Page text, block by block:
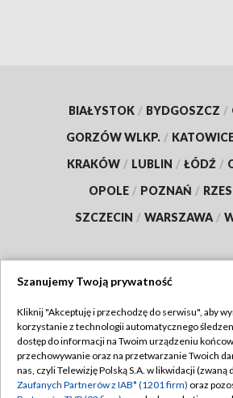
BIAŁYSTOK / BYDGOSZCZ /
GORZÓW WLKP. /
KRAKÓW / LUBLIN / ŁÓDŹ /
OPOLE / POZNAŃ /
SZCZECIN / WARSZAWA /
TVP
Abonament TVP
Emisja w TVP
Regulamin TVP
Polityka
Szanujemy Twoją prywatność
Kliknij "Akceptuję i przechodzę do serwisu", aby
korzystanie z technologii automatycznego
dostęp do informacji na Twoim urządzeniu
przechowywanie oraz na przetwarzanie Twoich
nas, czyli Telewizję Polską S.A. w likwidacji (zwaną
Zaufanych Partnerów z IAB* (1201 firm) oraz